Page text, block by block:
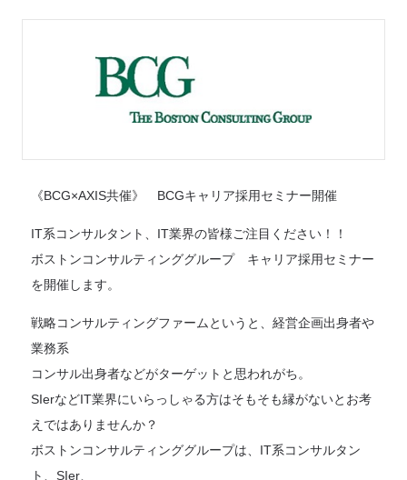
《BCG×AXIS共催》 BCGキャリア採用セミナー開催
IT系コンサルタント、IT業界の皆様ご注目ください！！
ボストンコンサルティンググループ キャリア採用セミナー
を開催します。
戦略コンサルティングファームというと、経営企画出身者や
業務系
コンサル出身者などがターゲットと思われがち。
SIerなどIT業界にいらっしゃる方はそもそも縁がないとお考
えではありませんか？
ボストンコンサルティンググループは、IT系コンサルタン
ト、SIer、